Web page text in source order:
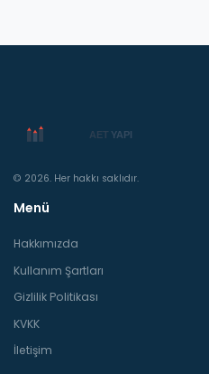
© 2026. Her hakkı saklıdır.
Menü
Hakkımızda
Kullanım Şartları
Gizlilik Politikası
KVKK
İletişim